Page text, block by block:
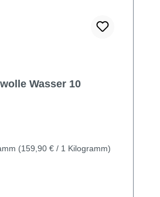
Wasser 10
(159,90 € / 1 Kilogramm)